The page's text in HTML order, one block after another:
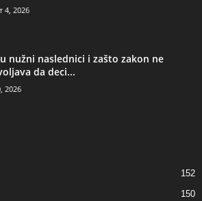
4, 2026
nužni naslednici i zašto zakon ne
da deci...
2026
152
150